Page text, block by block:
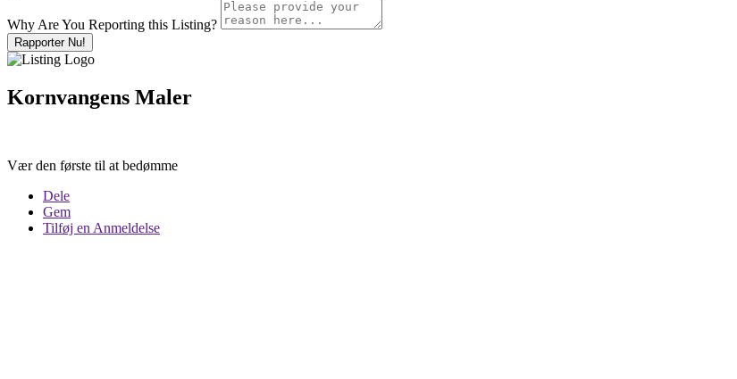
Why Are You Reporting this Listing?
Rapporter Nu!
Kornvangens Maler
Vær den første til at bedømme
Dele
Gem
Tilføj en Anmeldelse